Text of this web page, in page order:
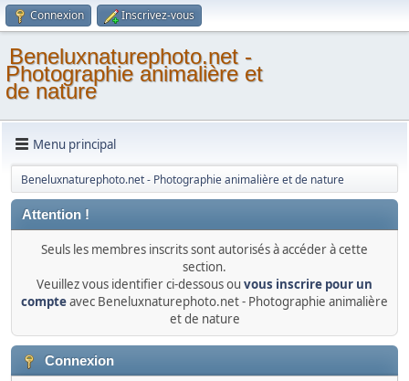
Connexion Inscrivez-vous
Beneluxnaturephoto.net -
Photographie animalière et
de nature
Menu principal
Beneluxnaturephoto.net - Photographie animalière et de nature
Attention !
Seuls les membres inscrits sont autorisés à accéder à cette
section.
Veuillez vous identifier ci-dessous ou vous inscrire pour un
compteavec Beneluxnaturephoto.net - Photographie animalière
et de nature
Connexion